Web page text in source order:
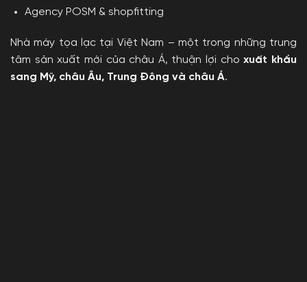
Agency POSM & shopfitting
Nhà máy tọa lạc tại Việt Nam – một trong những trung
tâm sản xuất mới của châu Á, thuận lợi choxuất khẩu
sang Mỹ, châu Âu, Trung Đông và châu Á.